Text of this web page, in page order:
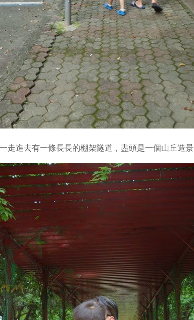
一走進去有一條長長的棚架隧道，盡頭是一個山丘造景